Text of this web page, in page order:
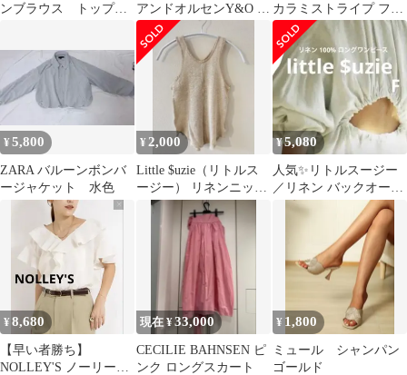
ンブラウス トップ
アンドオルセンY&O リ
ブ編み レースアップ
タンクトップ
カラミストライプ フラ
ワーモチーフブラウス
¥5,800
ZARA バルーンボンバ
ージャケット 水色
¥2,000
Little $uzie（リトルス
ージー） リネンニット
タンクトップ ベージュ
¥5,080
人気✨️リトルスージー
／リネン バックオープ
ン ロングワンピース ラ
¥8,680
【早い者勝ち】
NOLLEY'S ノーリーズ
現在 ¥33,000
CECILIE BAHNSEN ピ
ンク ロングスカート
¥ 1,800
ミュール シャンパン
ゴールド